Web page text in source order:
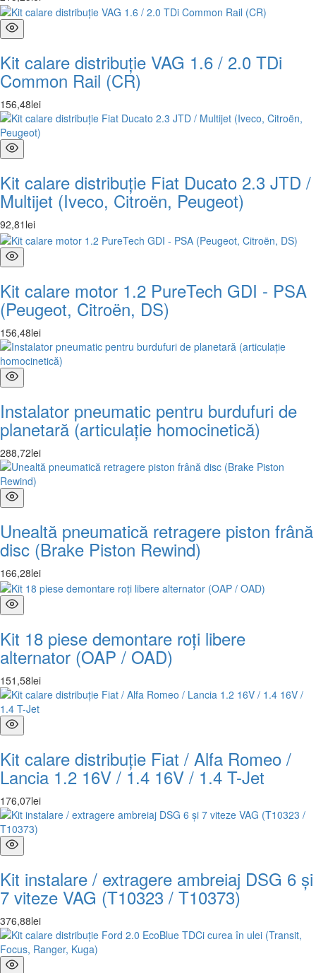
Kit calare distribuție VAG 1.6 / 2.0 TDi
Common Rail (CR)
156,48lei
Kit calare distribuție Fiat Ducato 2.3 JTD /
Multijet (Iveco, Citroën, Peugeot)
92,81 lei
Kit calare motor 1.2 PureTech GDI - PSA
(Peugeot, Citroën, DS)
156,48lei
Instalator pneumatic pentru burdufuri de
planetară (articulație homocinetică)
288,72lei
Unealtă pneumatică retragere piston frână
disc (Brake Piston Rewind)
166,28lei
Kit 18 piese demontare roți libere
alternator (OAP / OAD)
151 ,58lei
Kit calare distribuție Fiat / Alfa Romeo /
Lancia 1.2 16V / 1.4 16V / 1.4 T-Jet
176,07lei
Kit instalare / extragere ambreiaj DSG 6 și
7 viteze VAG (T10323 / T10373)
376,88lei